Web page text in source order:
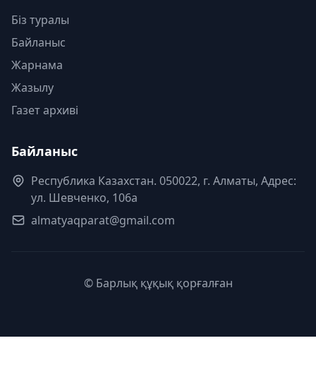
Біз туралы
Байланыс
Жарнама
Жазылу
Газет архиві
Байланыс
Республика Казахстан. 050022, г. Алматы, Адрес:
ул. Шевченко, 106а
almatyaqparat@gmail.com
© Барлық құқық қорғалған